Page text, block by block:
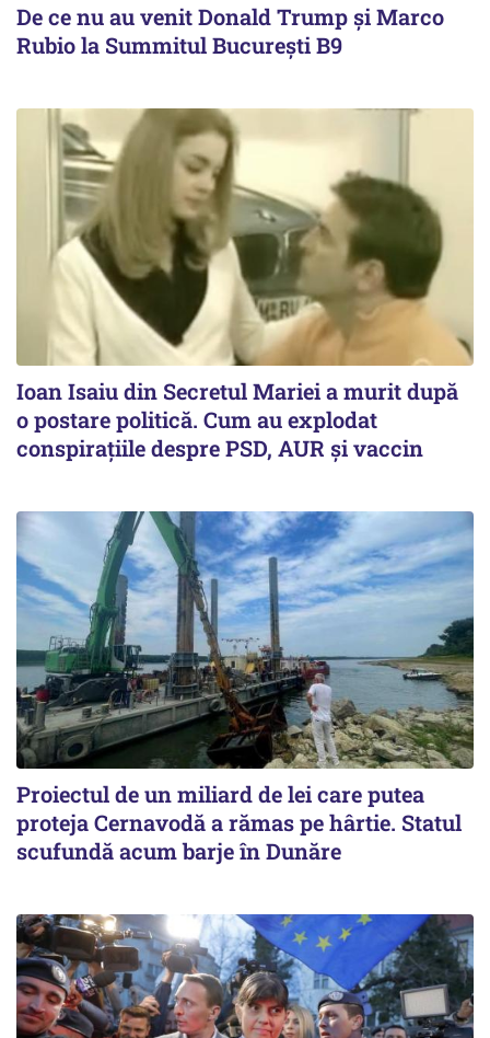
De ce nu au venit Donald Trump şi Marco
Rubio la Summitul Bucureşti B9
Ioan Isaiu din Secretul Mariei a murit după
o postare politică. Cum au explodat
conspirațiile despre PSD, AUR și vaccin
Proiectul de un miliard de lei care putea
proteja Cernavodă a rămas pe hârtie. Statul
scufundă acum barje în Dunăre